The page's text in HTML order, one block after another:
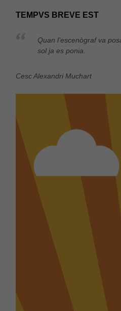
TEMPVS BREVE EST
Quan l’escenògraf va
sol ja es ponia.
Cesc Alexandri Muchart